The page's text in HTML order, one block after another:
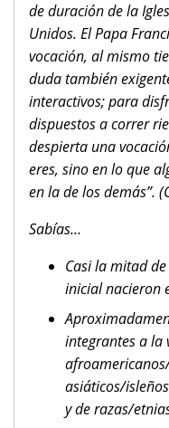
de duración de la
Unidos. El Papa
vocación, al mismo
duda también
interactivos; para
dispuestos a correr
despierta una
eres, sino en lo que
en la de los demás”.
Sabías…
Casi la mitad
inicial nacieron
integrantes a la
asiáticos/
y de razas/